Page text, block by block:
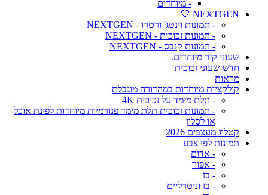
- מיוחדים
NEXTGEN 🤍
- תמונות וינטג' ורטרו - NEXTGEN
- תמונות זכוכית - NEXTGEN
- תמונות קנבס - NEXTGEN
שעוני קיר מיוחדים.
חדש-שעוני זכוכית
מראות
קולקציות מיוחדות במהדורה מוגבלת
- תלת מימד על זכוכית 4K
- תמונות זכוכית תלת מימד פנורמיות מיוחדות לפינת אוכל
או לסלון
קטלוג מעצבים 2026
תמונות לפי צבע
- אדום
- אפור
- בז
- בז וניטרליים